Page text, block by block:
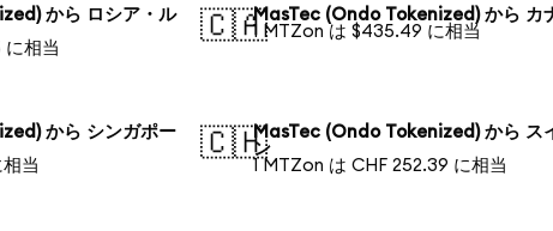
から ロシア・ル
に相当
🇨🇦MasTec (Ondo Tokenized) から カ
1 MTZon は $435.49 に相当
から シンガポー
当
🇨🇭MasTec (Ondo Tokenized) から ス
ン
1 MTZon は CHF 252.39 に相当